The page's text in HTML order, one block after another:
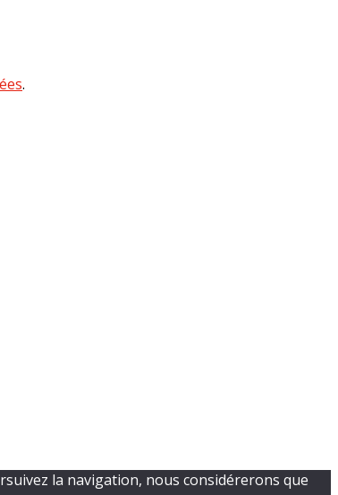
.
la navigation, nous considérerons que